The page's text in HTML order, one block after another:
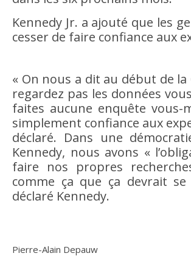
Kennedy Jr. a ajouté que les
cesser de faire confiance aux
« On nous a dit au début de la
regardez pas les données
faites aucune enquête vous-
simplement confiance aux
déclaré. Dans une
Kennedy, nous avons «
faire nos propres
comme ça que ça devrait
déclaré Kennedy.
Pierre-Alain Depauw